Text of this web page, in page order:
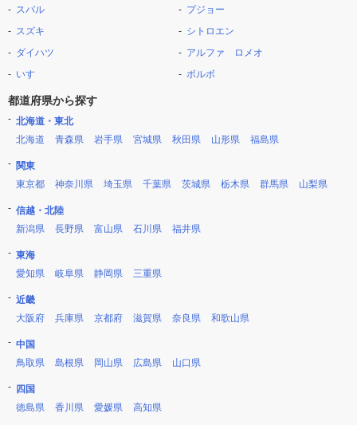
スバル
スズキ
ダイハツ
いすゞ
プジョー
シトロエン
アルファ ロメオ
ボルボ
都道府県から探す
北海道・東北
北海道
青森県 岩手県 宮城県 秋田県 山形県 福島県
関東
東京都
神奈川県 埼玉県 千葉県 茨城県 栃木県 群馬県 山梨県
信越・北陸
新潟県
長野県 富山県 石川県 福井県
東海
愛知県
岐阜県 静岡県 三重県
近畿
大阪府
兵庫県 京都府 滋賀県 奈良県 和歌山県
中国
鳥取県
島根県 岡山県 広島県 山口県
四国
徳島県
香川県 愛媛県 高知県